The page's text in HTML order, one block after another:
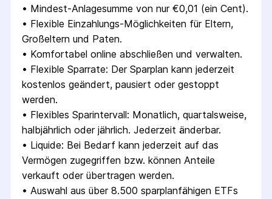
• Mindest-Anlagesumme von nur €0,01 (ein Cent).
• Flexible Einzahlungs-Möglichkeiten für Eltern,
Großeltern und Paten.
• Komfortabel online abschließen und verwalten.
• Flexible Sparrate: Der Sparplan kann jederzeit
kostenlos geändert, pausiert oder gestoppt
werden.
• Flexibles Sparintervall: Monatlich, quartalsweise,
halbjährlich oder jährlich. Jederzeit änderbar.
• Liquide: Bei Bedarf kann jederzeit auf das
Vermögen zugegriffen bzw. können Anteile
verkauft oder übertragen werden.
• Auswahl aus über 8.500 sparplanfähigen ETFs